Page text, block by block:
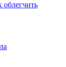
облегчить